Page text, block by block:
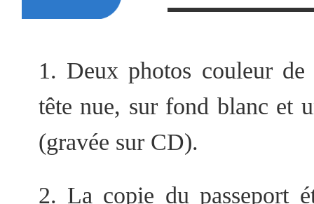
1. Deux photos couleur
tête nue, sur fond blanc et
(gravée sur CD).
2. La copie du passeport